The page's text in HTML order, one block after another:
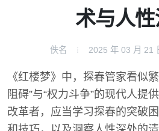
术与人
佚名 2025 年 03 月 21
《红楼梦》中，探春管家看似
阻碍”与“权力斗争”的现代人提
改革者，应当学习探春的突破